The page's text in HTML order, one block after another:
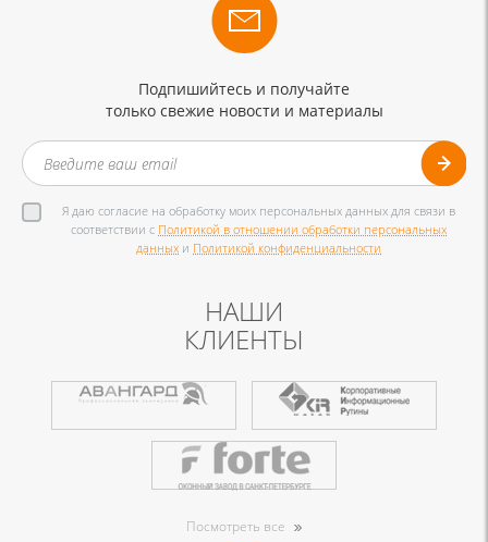
Подпишийтесь и получайте
только свежие новости и материалы
Я даю согласие на обработку моих персональных данных для связи в
соответствии с Политикой в отношении обработки персональных
данных и Политикой конфиденциальности
НАШИ
КЛИЕНТЫ
Посмотреть все